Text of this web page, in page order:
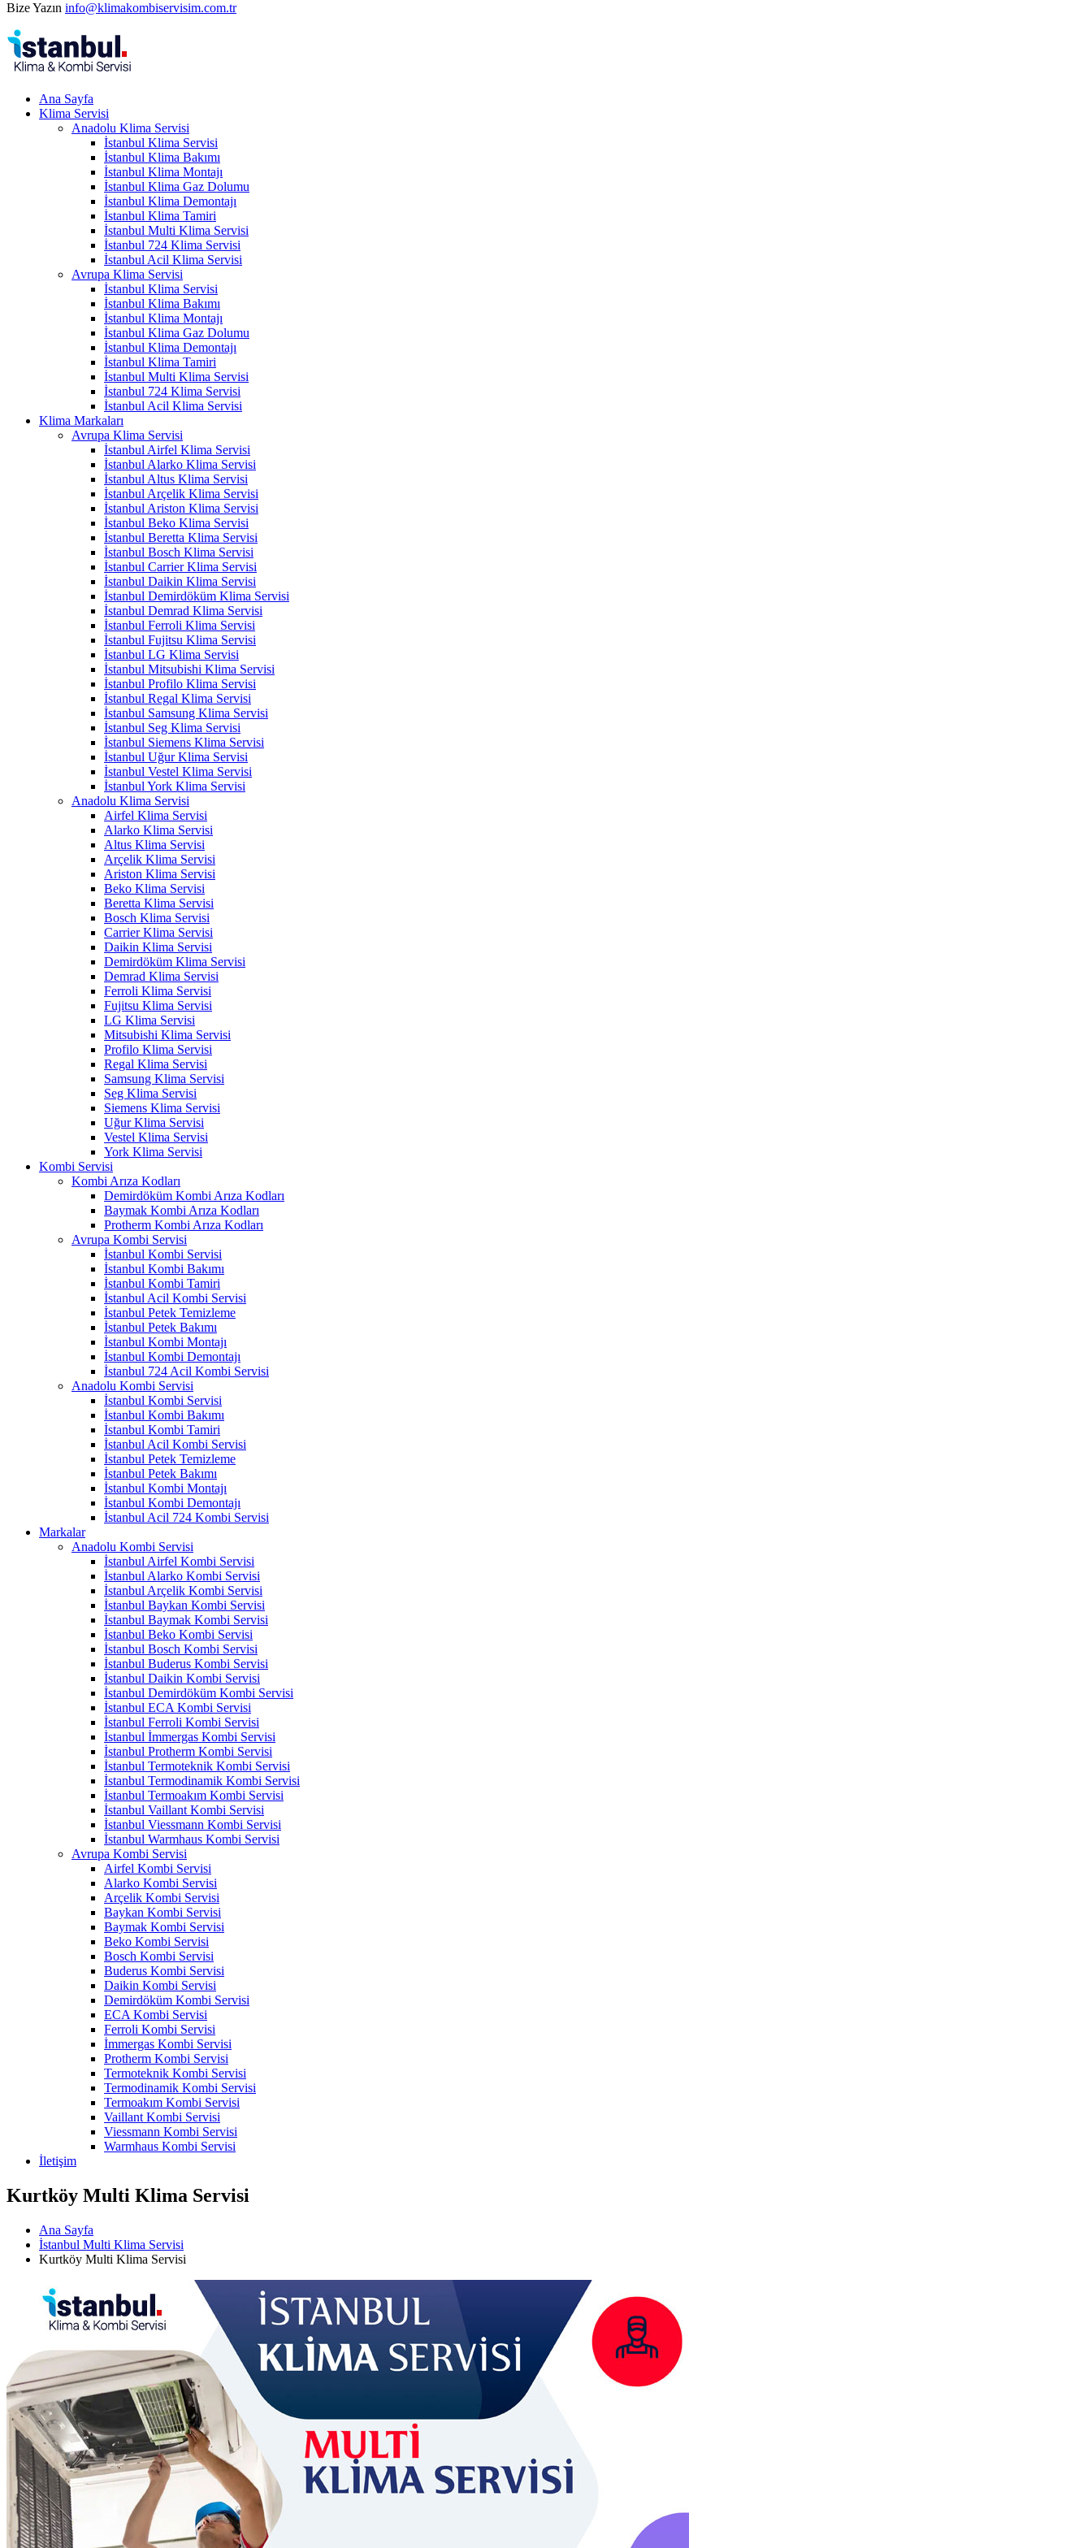
Bize Yazın info@klimakombiservisim.com.tr
Ana Sayfa
Klima Servisi
Anadolu Klima Servisi
İstanbul Klima Servisi
İstanbul Klima Bakımı
İstanbul Klima Montajı
İstanbul Klima Gaz Dolumu
İstanbul Klima Demontajı
İstanbul Klima Tamiri
İstanbul Multi Klima Servisi
İstanbul 724 Klima Servisi
İstanbul Acil Klima Servisi
Avrupa Klima Servisi
İstanbul Klima Servisi
İstanbul Klima Bakımı
İstanbul Klima Montajı
İstanbul Klima Gaz Dolumu
İstanbul Klima Demontajı
İstanbul Klima Tamiri
İstanbul Multi Klima Servisi
İstanbul 724 Klima Servisi
İstanbul Acil Klima Servisi
Klima Markaları
Avrupa Klima Servisi
İstanbul Airfel Klima Servisi
İstanbul Alarko Klima Servisi
İstanbul Altus Klima Servisi
İstanbul Arçelik Klima Servisi
İstanbul Ariston Klima Servisi
İstanbul Beko Klima Servisi
İstanbul Beretta Klima Servisi
İstanbul Bosch Klima Servisi
İstanbul Carrier Klima Servisi
İstanbul Daikin Klima Servisi
İstanbul Demirdöküm Klima Servisi
İstanbul Demrad Klima Servisi
İstanbul Ferroli Klima Servisi
İstanbul Fujitsu Klima Servisi
İstanbul LG Klima Servisi
İstanbul Mitsubishi Klima Servisi
İstanbul Profilo Klima Servisi
İstanbul Regal Klima Servisi
İstanbul Samsung Klima Servisi
İstanbul Seg Klima Servisi
İstanbul Siemens Klima Servisi
İstanbul Uğur Klima Servisi
İstanbul Vestel Klima Servisi
İstanbul York Klima Servisi
Anadolu Klima Servisi
Airfel Klima Servisi
Alarko Klima Servisi
Altus Klima Servisi
Arçelik Klima Servisi
Ariston Klima Servisi
Beko Klima Servisi
Beretta Klima Servisi
Bosch Klima Servisi
Carrier Klima Servisi
Daikin Klima Servisi
Demirdöküm Klima Servisi
Demrad Klima Servisi
Ferroli Klima Servisi
Fujitsu Klima Servisi
LG Klima Servisi
Mitsubishi Klima Servisi
Profilo Klima Servisi
Regal Klima Servisi
Samsung Klima Servisi
Seg Klima Servisi
Siemens Klima Servisi
Uğur Klima Servisi
Vestel Klima Servisi
York Klima Servisi
Kombi Servisi
Kombi Arıza Kodları
Demirdöküm Kombi Arıza Kodları
Baymak Kombi Arıza Kodları
Protherm Kombi Arıza Kodları
Avrupa Kombi Servisi
İstanbul Kombi Servisi
İstanbul Kombi Bakımı
İstanbul Kombi Tamiri
İstanbul Acil Kombi Servisi
İstanbul Petek Temizleme
İstanbul Petek Bakımı
İstanbul Kombi Montajı
İstanbul Kombi Demontajı
İstanbul 724 Acil Kombi Servisi
Anadolu Kombi Servisi
İstanbul Kombi Servisi
İstanbul Kombi Bakımı
İstanbul Kombi Tamiri
İstanbul Acil Kombi Servisi
İstanbul Petek Temizleme
İstanbul Petek Bakımı
İstanbul Kombi Montajı
İstanbul Kombi Demontajı
İstanbul Acil 724 Kombi Servisi
Markalar
Anadolu Kombi Servisi
İstanbul Airfel Kombi Servisi
İstanbul Alarko Kombi Servisi
İstanbul Arçelik Kombi Servisi
İstanbul Baykan Kombi Servisi
İstanbul Baymak Kombi Servisi
İstanbul Beko Kombi Servisi
İstanbul Bosch Kombi Servisi
İstanbul Buderus Kombi Servisi
İstanbul Daikin Kombi Servisi
İstanbul Demirdöküm Kombi Servisi
İstanbul ECA Kombi Servisi
İstanbul Ferroli Kombi Servisi
İstanbul İmmergas Kombi Servisi
İstanbul Protherm Kombi Servisi
İstanbul Termoteknik Kombi Servisi
İstanbul Termodinamik Kombi Servisi
İstanbul Termoakım Kombi Servisi
İstanbul Vaillant Kombi Servisi
İstanbul Viessmann Kombi Servisi
İstanbul Warmhaus Kombi Servisi
Avrupa Kombi Servisi
Airfel Kombi Servisi
Alarko Kombi Servisi
Arçelik Kombi Servisi
Baykan Kombi Servisi
Baymak Kombi Servisi
Beko Kombi Servisi
Bosch Kombi Servisi
Buderus Kombi Servisi
Daikin Kombi Servisi
Demirdöküm Kombi Servisi
ECA Kombi Servisi
Ferroli Kombi Servisi
İmmergas Kombi Servisi
Protherm Kombi Servisi
Termoteknik Kombi Servisi
Termodinamik Kombi Servisi
Termoakım Kombi Servisi
Vaillant Kombi Servisi
Viessmann Kombi Servisi
Warmhaus Kombi Servisi
İletişim
Kurtköy Multi Klima Servisi
Ana Sayfa
İstanbul Multi Klima Servisi
Kurtköy Multi Klima Servisi